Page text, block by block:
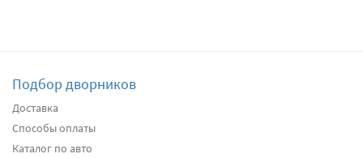
Подробнее
Передние дворники
Подбор дворников
Доставка
Способы оплаты
Каталог по авто